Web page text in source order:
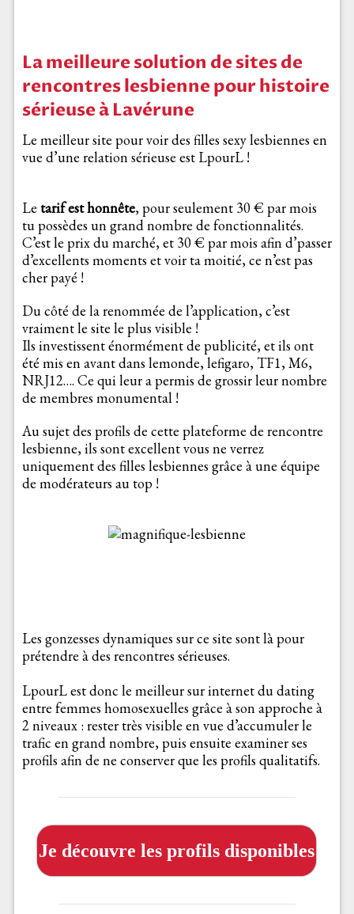
La meilleure solution de sites de
rencontres lesbienne pour histoire
sérieuse à Lavérune
Le meilleur site pour voir des filles sexy lesbiennes en
vue d’une relation sérieuse est LpourL !
Le tarif est honnête, pour seulement 30 € par mois
tu possèdes un grand nombre de fonctionnalités.
C’est le prix du marché, et 30 € par mois afin d’passer
d’excellents moments et voir ta moitié, ce n’est pas
cher payé !
Du côté de la renommée de l’application, c’est
vraiment le site le plus visible !
Ils investissent énormément de publicité, et ils ont
été mis en avant dans lemonde, lefigaro, TF1, M6,
NRJ12…. Ce qui leur a permis de grossir leur nombre
de membres monumental !
Au sujet des profils de cette plateforme de rencontre
lesbienne, ils sont excellent vous ne verrez
uniquement des filles lesbiennes grâce à une équipe
de modérateurs au top !
Les gonzesses dynamiques sur ce site sont là pour
prétendre à des rencontres sérieuses.
LpourL est donc le meilleur sur internet du dating
entre femmes homosexuelles grâce à son approche à
2 niveaux : rester très visible en vue d’accumuler le
trafic en grand nombre, puis ensuite examiner ses
profils afin de ne conserver que les profils qualitatifs.
Je découvre les profils disponibles